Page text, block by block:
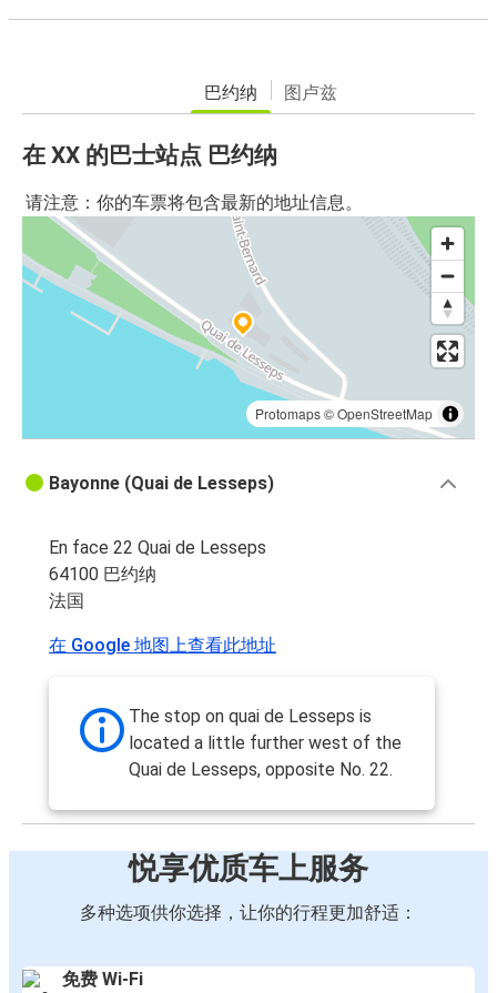
巴约纳 图卢兹
在 XX 的巴士站点 巴约纳
请注意：你的车票将包含最新的地址信息。
Protomaps©OpenStreetMap
Bayonne (Quai de Lesseps)
En face 22 Quai de Lesseps
64100 巴约纳
法国
在 Google 地图上查看此地址
The stop on quai de Lesseps is
located a little further west of the
Quai de Lesseps, opposite No. 22.
悦享优质车上服务
多种选项供你选择，让你的行程更加舒适：
免费 Wi-Fi